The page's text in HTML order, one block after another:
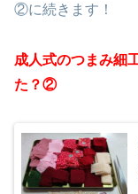
②に続きます！
成人式のつまみ細
た？②